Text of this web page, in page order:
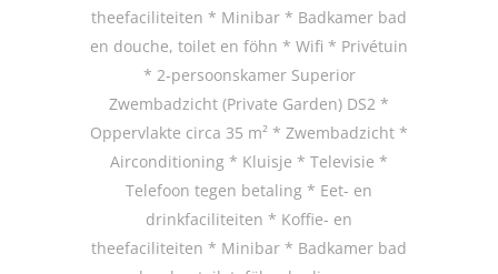
theefaciliteiten * Minibar * Badkamer bad
en douche, toilet en föhn * Wifi * Privétuin
* 2-persoonskamer Superior
Zwembadzicht (Private Garden) DS2 *
Oppervlakte circa 35 m² * Zwembadzicht *
Airconditioning * Kluisje * Televisie *
Telefoon tegen betaling * Eet- en
drinkfaciliteiten * Koffie- en
theefaciliteiten * Minibar * Badkamer bad